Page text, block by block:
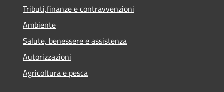
Tributi,finanze e contravvenzioni
Ambiente
Salute, benessere e assistenza
Autorizzazioni
Agricoltura e pesca